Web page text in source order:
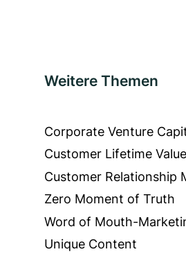
Weitere Themen
Corporate Venture
Customer Lifetime Value
Customer Relationship
Zero Moment of Truth
Word of Mouth-
Unique Content